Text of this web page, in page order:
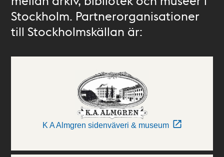
Stockholm. Partnerorganisationer
till Stockholmskällan är:
K A Almgren sidenväveri & museum